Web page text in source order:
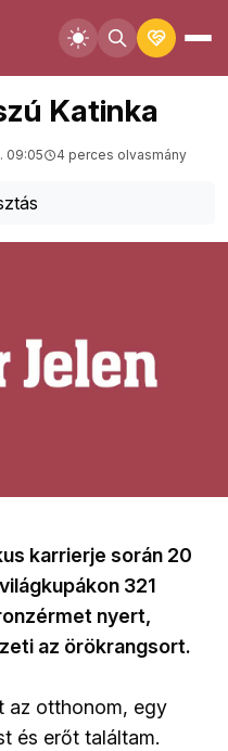
Katinka
09:05 4 perces olvasmány
karrierje során 20
321
nyert,
az örökrangsort.
az otthonom, egy
és erőt találtam.